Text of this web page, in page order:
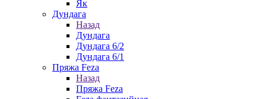
Як
Дундага
Назад
Дундага
Дундага 6/2
Дундага 6/1
Пряжа Feza
Назад
Пряжа Feza